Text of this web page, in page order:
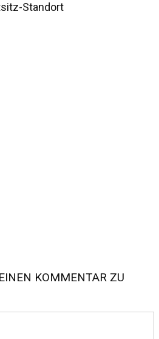
Standort
KOMMENTAR ZU